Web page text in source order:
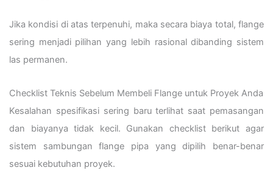
Jika kondisi di atas terpenuhi, maka secara biaya total, flange
sering menjadi pilihan yang lebih rasional dibanding sistem
las permanen.
Checklist Teknis Sebelum Membeli Flange untuk Proyek Anda
Kesalahan spesifikasi sering baru terlihat saat pemasangan
dan biayanya tidak kecil. Gunakan checklist berikut agar
sistem sambungan flange pipa yang dipilih benar-benar
sesuai kebutuhan proyek.